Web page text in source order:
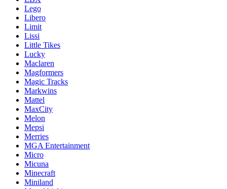
Lego
Libero
Limit
Lissi
Little Tikes
Lucky
Maclaren
Magformers
Magic Tracks
Markwins
Mattel
MaxCity
Melon
Mepsi
Merries
MGA Entertainment
Micro
Micuna
Minecraft
Miniland